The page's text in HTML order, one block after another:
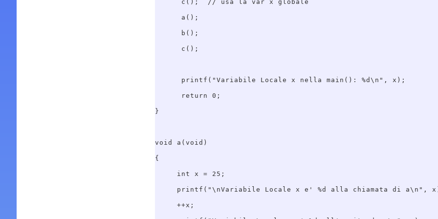
      c();  // usa la var x globale
      a();
      b();
      c();
      printf("Variabile Locale x nella main(): %d\n", x);
      return 0;
}
void a(void)
{
     int x = 25;
printf("\nVariabile Locale x e' %d alla chiamata di a\n",
     ++x;